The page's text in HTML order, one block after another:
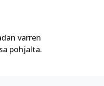
varren
pohjalta.